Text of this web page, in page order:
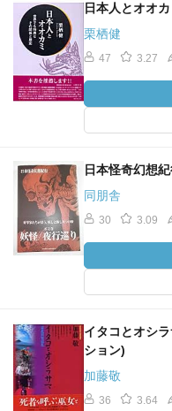
日本人とオオ
栗栖健
47 3.27
日本怪奇幻想
同朋舎
30 3.09
イタコとオシ
ション)
加藤敬
36 3.64